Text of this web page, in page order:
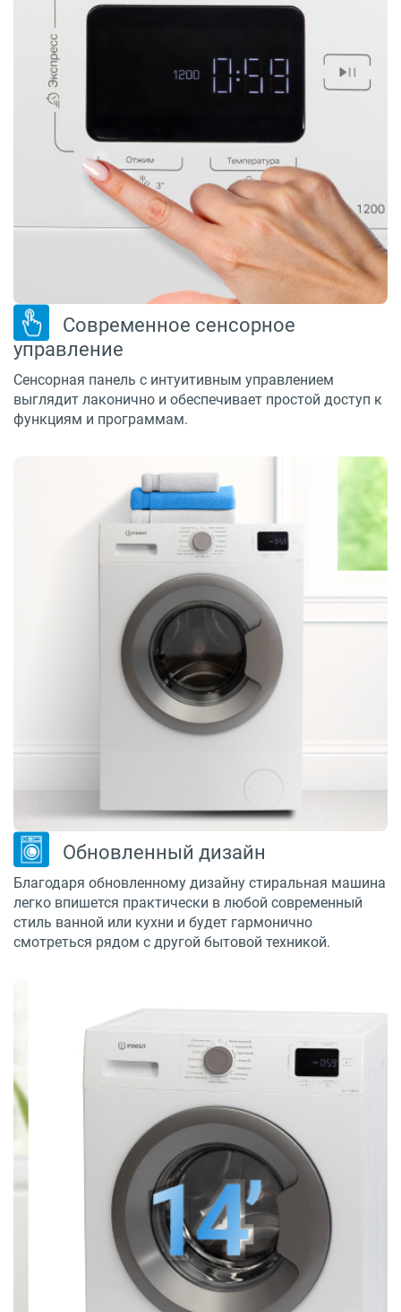
Современное сенсорное
управление
Сенсорная панель с интуитивным управлением
выглядит лаконично и обеспечивает простой доступ к
функциям и программам.
Обновленный дизайн
Благодаря обновленному дизайну стиральная машина
легко впишется практически в любой современный
стиль ванной или кухни и будет гармонично
смотреться рядом с другой бытовой техникой.